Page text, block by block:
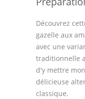
Découvrez
gazelle aux
avec une
traditionnelle
d'y mettre
délicieuse
classique.